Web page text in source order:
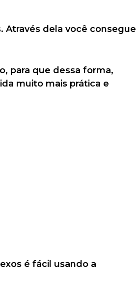
Através dela você consegue
para que dessa forma,
muito mais prática e
é fácil usando a